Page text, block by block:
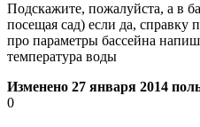
Подскажите, пожалуйста, а в
посещая сад) если да, справку
про параметры бассейна
температура воды
Изменено 27 января 2014
0